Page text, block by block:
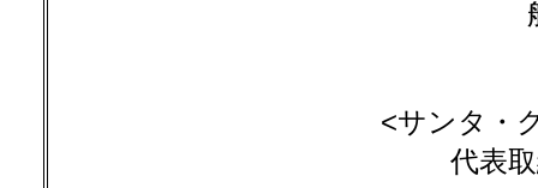
<サンタ・
代表